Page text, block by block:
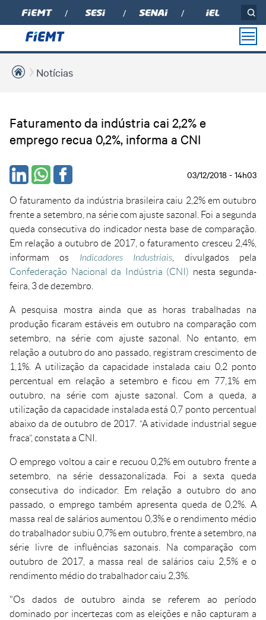
PARA
Indústria
Educação Tecnológica
Empregos e Estágio
Adultos - EJA
Multiação
Internacionalização
PARA
e Inovação
Soluções em Educação
Soluções em
Internacionalização
Grosso
Rota Industrial
Internacionalização
Núcleo de Acesso ao
Crédito
PARA
Associe-se
MIDIAS
Revista Indústria de
Notícias
Relatório de Atividades
INSTITUCIONAL
Sobre nós
Diretoria
Revista Indústria de
Mato Grosso
Notícias
Equipe Técnica
Conselhos temáticos
Agenda
Portal do Fornecedor
Ouvidoria FIEMT
Certidões
Privacidade e Proteção
de Dados
Balanços Financeiros
Downloads
CONTATO Notícias
Faturamento da indústria cai 2,2% e
emprego recua 0,2%, informa a CNI
03/12/2018 - 14h03
O faturamento da indústria brasileira caiu 2,2% em outubro
frente a setembro, na série com ajuste sazonal. Foi a segunda
queda consecutiva do indicador nesta base de comparação.
Em relação a outubro de 2017, o faturamento cresceu 2,4%,
informam os Indicadores Industriais , divulgados pela
Confederação Nacional da Indústria (CNI) nesta segunda-
feira, 3 de dezembro.
A pesquisa mostra ainda que as horas trabalhadas na
produção ficaram estáveis em outubro na comparação com
setembro, na série com ajuste sazonal. No entanto, em
relação a outubro do ano passado, registram crescimento de
1,1%. A utilização da capacidade instalada caiu 0,2 ponto
percentual em relação a setembro e ficou em 77,1% em
outubro, na série com ajuste sazonal. Com a queda, a
utilização da capacidade instalada está 0,7 ponto percentual
abaixo da de outubro de 2017. “A atividade industrial segue
fraca”, constata a CNI.
O emprego voltou a cair e recuou 0,2% em outubro frente a
setembro, na série dessazonalizada. Foi a sexta queda
consecutiva do indicador. Em relação a outubro do ano
passado, o emprego também apresenta queda de 0,2%. A
massa real de salários aumentou 0,3% e o rendimento médio
do trabalhador subiu 0,7% em outubro, frente a setembro, na
série livre de influências sazonais. Na comparação com
outubro de 2017, a massa real de salários caiu 2,5% e o
rendimento médio do trabalhador caiu 2,3%.
"Os dados de outubro ainda se referem ao período
dominado por incertezas com as eleições e não capturam a